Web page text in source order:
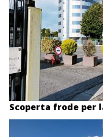
Scoperta frode per